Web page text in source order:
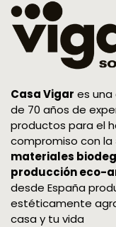
Casa Vigar es
de 70 años de
productos para el
compromiso con la
materiales
producción eco-
desde España
estéticamente
casa y tu vida